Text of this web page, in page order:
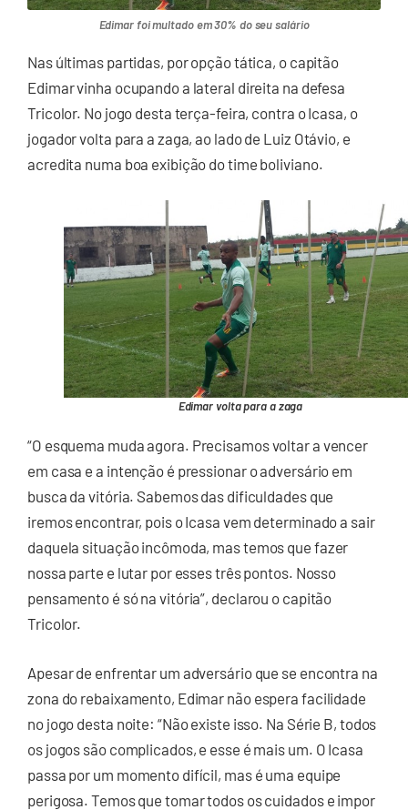
Edimar foi multado em 30% do seu salário
Nas últimas partidas, por opção tática, o capitão
Edimar vinha ocupando a lateral direita na defesa
Tricolor. No jogo desta terça-feira, contra o Icasa, o
jogador volta para a zaga, ao lado de Luiz Otávio, e
acredita numa boa exibição do time boliviano.
Edimar volta para a zaga
“O esquema muda agora. Precisamos voltar a vencer
em casa e a intenção é pressionar o adversário em
busca da vitória. Sabemos das dificuldades que
iremos encontrar, pois o Icasa vem determinado a sair
daquela situação incômoda, mas temos que fazer
nossa parte e lutar por esses três pontos. Nosso
pensamento é só na vitória”, declarou o capitão
Tricolor.
Apesar de enfrentar um adversário que se encontra na
zona do rebaixamento, Edimar não espera facilidade
no jogo desta noite: “Não existe isso. Na Série B, todos
os jogos são complicados, e esse é mais um. O Icasa
passa por um momento difícil, mas é uma equipe
perigosa. Temos que tomar todos os cuidados e impor